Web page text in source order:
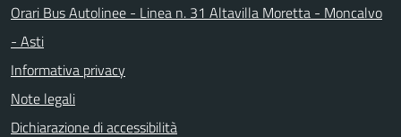
Orari Bus Autolinee - Linea n. 31 Altavilla Moretta - Moncalvo
- Asti
Informativa privacy
Note legali
Dichiarazione di accessibilità